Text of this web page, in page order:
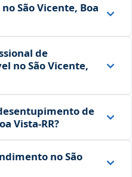
São Vicente, Boa
de
no São Vicente,
de
Vista‑RR?
no São